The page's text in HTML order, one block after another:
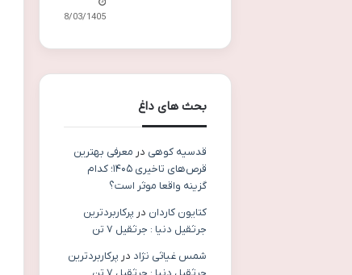
08/03/1405
بحث های داغ
قدسیه کوهی در معرفی بهترین
قرص‌های تاخیری ۱۴۰۵؛ کدام
گزینه واقعا موثر است؟
کتایون کاردان در پرکاربردترین
جرثقیل دنیا : جرثقیل ۷ تن
شمس غیاثی نژاد در پرکاربردترین